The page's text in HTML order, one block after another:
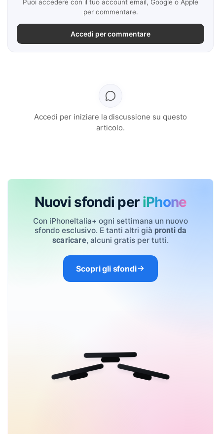
Puoi accedere con il tuo account email, Google o Apple
per commentare.
Accedi per commentare
Accedi per iniziare la discussione su questo
articolo.
Nuovi sfondi per iPhone
Con iPhoneItalia+ ogni settimana un nuovo
sfondo esclusivo. E tanti altri già pronti da
scaricare, alcuni gratis per tutti.
Scopri gli sfondi